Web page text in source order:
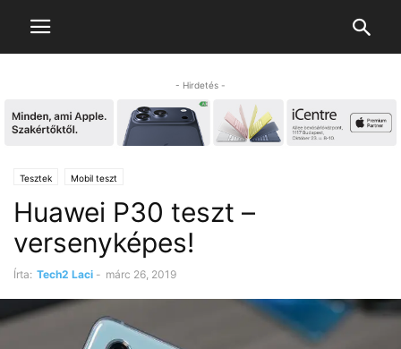
- Hirdetés -
Tesztek Mobil teszt
Huawei P30 teszt –
versenyképes!
Írta: Tech2 Laci - márc 26, 2019